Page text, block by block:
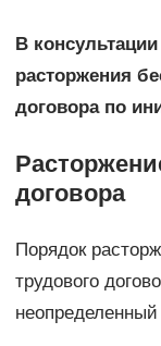
В
расторжения
договора по
договора
Порядок
трудового
неопределенный